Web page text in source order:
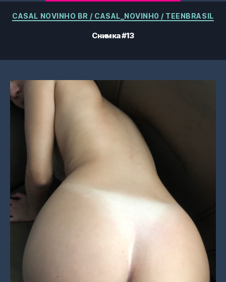
Категории
CASAL NOVINHO BR / CASAL_NOVINH0 / TEENBRASIL
Снимка #13